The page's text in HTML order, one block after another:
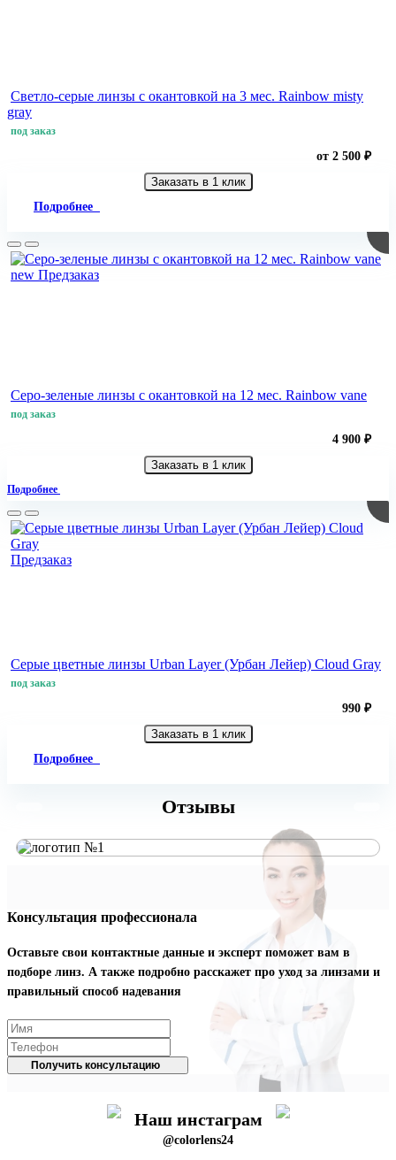
Светло-серые линзы с окантовкой на 3 мес. Rainbow misty
gray
под заказ
от 2 500 ₽
Заказать в 1 клик
Подробнее
new Предзаказ
Серо-зеленые линзы с окантовкой на 12 мес. Rainbow vane
под заказ
4 900 ₽
Заказать в 1 клик
Подробнее
Предзаказ
Серые цветные линзы Urban Layer (Урбан Лейер) Cloud Gray
под заказ
990 ₽
Заказать в 1 клик
Подробнее
Отзывы
Консультация профессионала
Оставьте свои контактные данные и эксперт поможет вам в
подборе линз. А также подробно расскажет про уход за линзами и
правильный способ надевания
Получить консультацию
Наш инстаграм
@colorlens24